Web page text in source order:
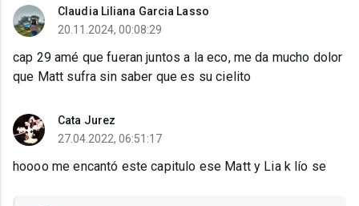
Claudia Liliana Garcia Lasso
20.11.2024, 00:08:29
cap 29 amé que fueran juntos a la eco, me da mucho dolor
que Matt sufra sin saber que es su cielito
Cata Jurez
27.04.2022, 06:51:17
hoooo me encantó este capitulo ese Matt y Lia k lío se